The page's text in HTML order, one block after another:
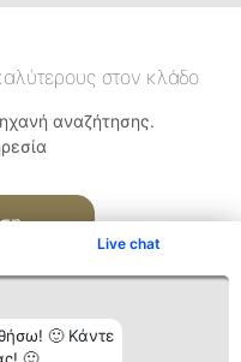
Live chat
🙂 Κάντε
στον κλάδο
αναζήτησης.